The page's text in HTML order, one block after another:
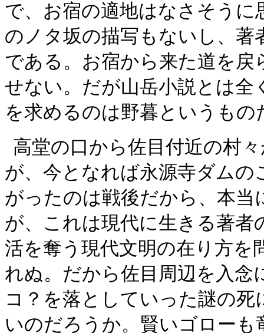
で、お宿の適地はなさそう
のノタ坂の描写もないし、
である。お宿から来た道を
せない。だが山岳小説とは
を求めるのは野暮というもの
高堂の口から佐目付近の村
が、今となれば永源寺ダム
がったのは戦後だから、本
が、これは現代に生きる著者
活を奪う現代文明の在り方
れぬ。だから佐目周辺を入
コ？を落としていった謎の
いのだろうか。賢いゴロー